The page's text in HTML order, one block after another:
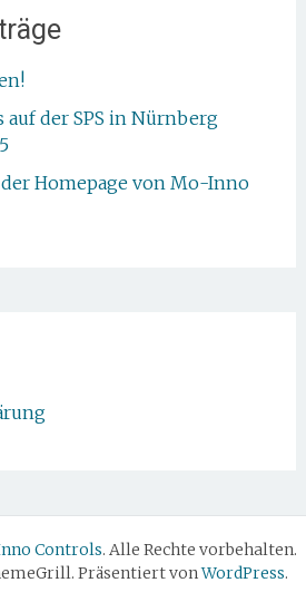
auf der SPS in Nürnberg
Homepage von Mo-Inno
Controls. Alle Rechte vorbehalten.
Präsentiert vonWordPress.